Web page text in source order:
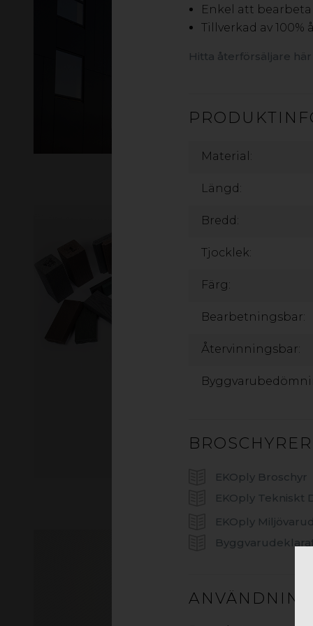
Enkel att bearbeta
Tillverkad av
Hitta återförsäljare här
Material:
Längd:
Bredd:
Tjocklek:
Färg:
Bearbetningsbar:
Återvinningsbar:
EKOply Broschyr
EKOply Tekniskt
EKOply